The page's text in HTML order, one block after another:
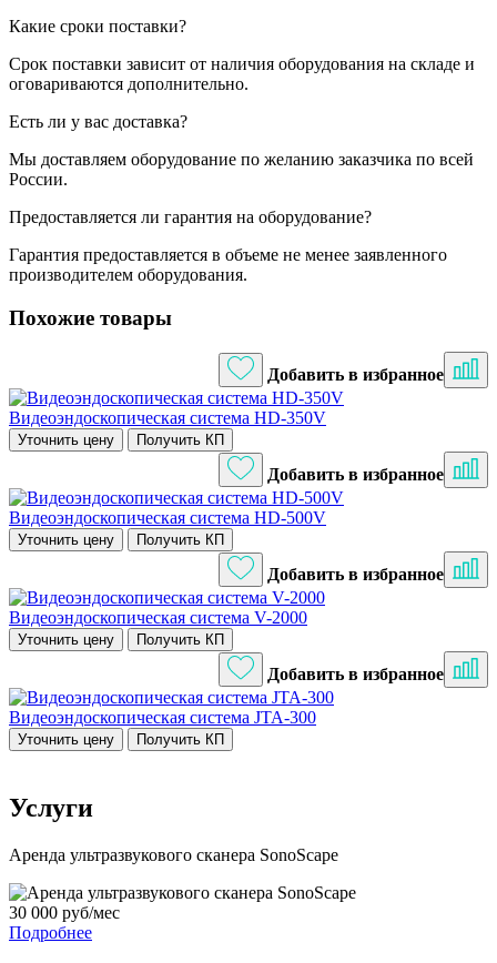
Какие сроки поставки?
Срок поставки зависит от наличия оборудования на складе и
оговариваются дополнительно.
Есть ли у вас доставка?
Мы доставляем оборудование по желанию заказчика по всей
России.
Предоставляется ли гарантия на оборудование?
Гарантия предоставляется в объеме не менее заявленного
производителем оборудования.
Похожие товары
Добавить в избранное
Видеоэндоскопическая система HD-350V
Уточнить цену Получить КП
Добавить в избранное
Видеоэндоскопическая система HD-500V
Уточнить цену Получить КП
Добавить в избранное
Видеоэндоскопическая система V-2000
Уточнить цену Получить КП
Добавить в избранное
Видеоэндоскопическая система JTA-300
Уточнить цену Получить КП
Услуги
Аренда ультразвукового сканера SonoScape
30 000 руб/мес
Подробнее